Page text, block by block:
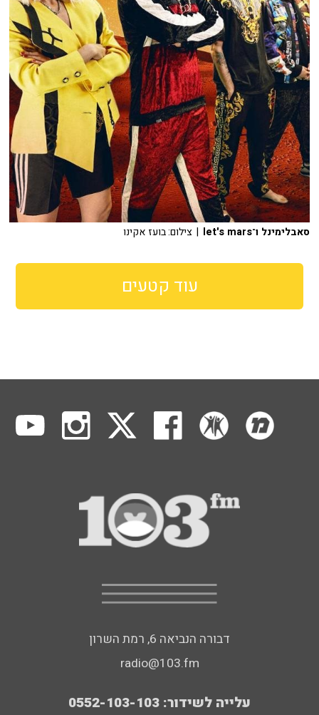
סאבלימינל ו־let's mars | צילום: בועז אקינו
עוד קטעים
דבורה הנביאה 6, רמת השרון
radio@103.fm
עלייה לשידור: 0552-103-103